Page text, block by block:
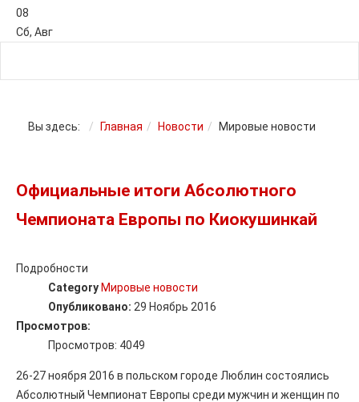
08
Сб, Авг
Вы здесь: Главная Новости Мировые новости
Официальные итоги Абсолютного
Чемпионата Европы по Киокушинкай
Подробности
Category Мировые новости
Опубликовано: 29 Ноябрь 2016
Просмотров:
Просмотров: 4049
26-27 ноября 2016 в польском городе Люблин состоялись
Абсолютный Чемпионат Европы среди мужчин и женщин по